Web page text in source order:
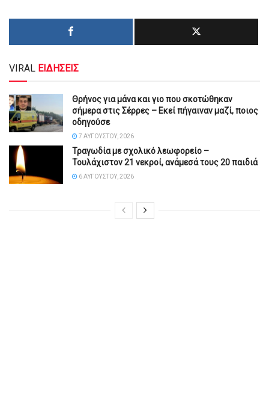
VIRAL ΕΙΔΗΣΕΙΣ
Θρήνος για μάνα και γιο που σκοτώθηκαν
σήμερα στις Σέρρες – Εκεί πήγαιναν μαζί, ποιος
οδηγούσε
7 ΑΥΓΟΎΣΤΟΥ, 2026
Τραγωδία με σχολικό λεωφορείο –
Τουλάχιστον 21 νεκροί, ανάμεσά τους 20 παιδιά
6 ΑΥΓΟΎΣΤΟΥ, 2026